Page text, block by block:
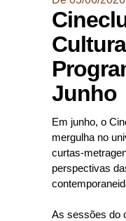
Junho
Em junho, o
mergulha no
curtas-
perspectivas
As sessões do